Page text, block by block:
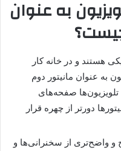
به عنوان
هستند و در خانه کار
به عنوان مانیتور دوم
صفحه‌های
دورتر از چهره قرار
واضح‌تری از سخنرانی‌ها و